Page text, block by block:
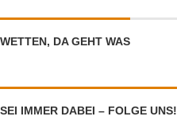
WETTEN, DA GEHT WAS
SEI IMMER DABEI – FOLGE UNS!